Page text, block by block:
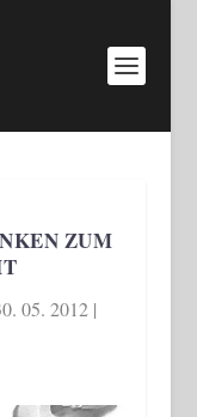
ZUM
05. 2012 |